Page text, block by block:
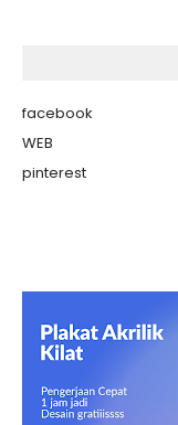
facebook
WEB
pinterest